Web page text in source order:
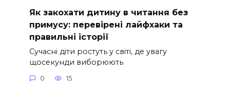
Як закохати дитину в читання без
примусу: перевірені лайфхаки та
правильні історії
Сучасні діти ростуть у світі, де увагу
щосекунди виборюють
0 15